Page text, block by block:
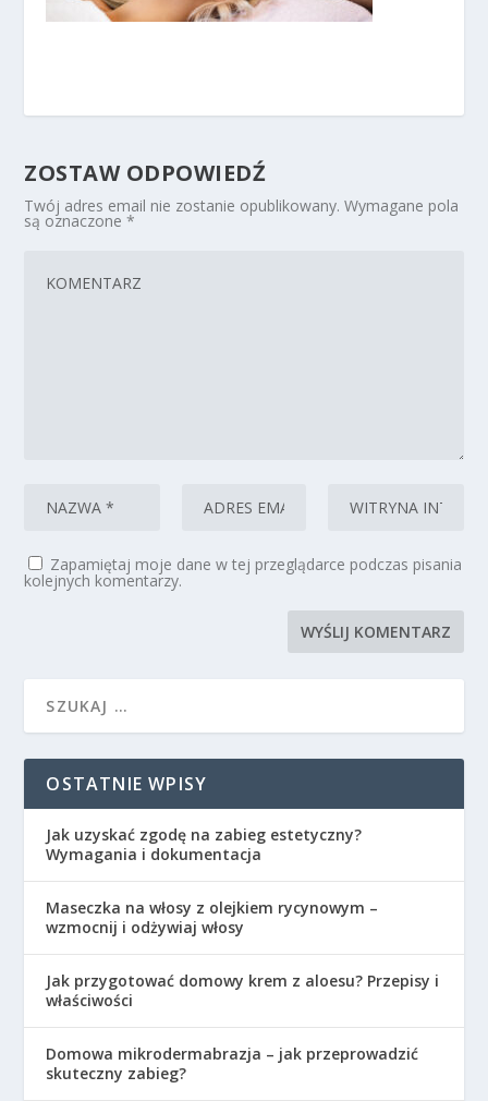
ZOSTAW ODPOWIEDŹ
Twój adres email nie zostanie opublikowany. Wymagane pola
są oznaczone*
Zapamiętaj moje dane w tej przeglądarce podczas pisania
kolejnych komentarzy.
OSTATNIE WPISY
Jak uzyskać zgodę na zabieg estetyczny?
Wymagania i dokumentacja
Maseczka na włosy z olejkiem rycynowym –
wzmocnij i odżywiaj włosy
Jak przygotować domowy krem z aloesu? Przepisy i
właściwości
Domowa mikrodermabrazja – jak przeprowadzić
skuteczny zabieg?